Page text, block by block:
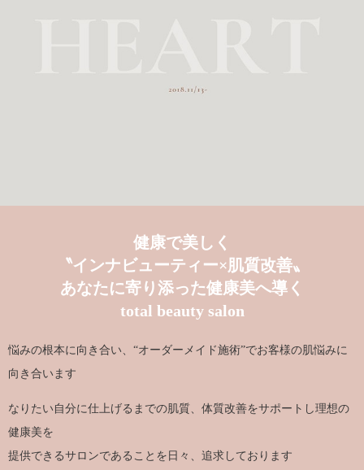
健康で美しく
〝インナビューティー×肌質改善〟
あなたに寄り添った健康美へ導く
total beauty salon
悩みの根本に向き合い、“オーダーメイド施術”でお客様の肌悩みに
向き合います
なりたい自分に仕上げるまでの肌質、体質改善をサポートし理想の
健康美を
提供できるサロンであることを日々、追求しております